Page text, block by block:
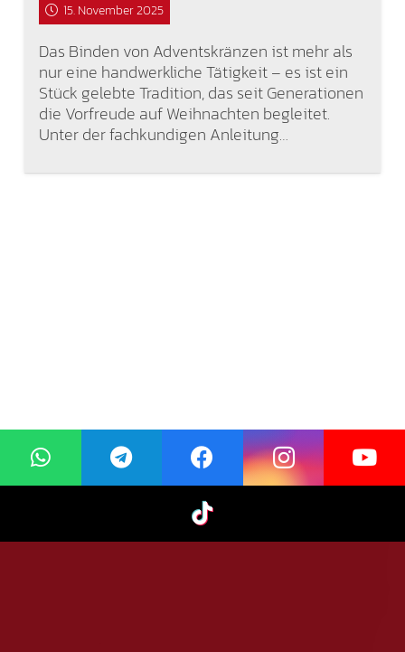
15. November 2025
Das Binden von Adventskränzen ist mehr als
nur eine handwerkliche Tätigkeit – es ist ein
Stück gelebte Tradition, das seit Generationen
die Vorfreude auf Weihnachten begleitet.
Unter der fachkundigen Anleitung…